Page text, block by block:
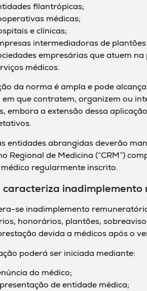
filantrópicas;
médicas;
e clínicas;
intermediadoras de plantões
empresárias que atuem
médicos.
da norma é ampla e pode
em que contratem, organizem ou
embora a extensão dessa
entidades abrangidas deverão
Regional de Medicina (“CRM”)
regularmente inscrito.
caracteriza
se inadimplemento
honorários, plantões,
devida a médicos após o
poderá ser iniciada mediante:
do médico;
de entidade médica;